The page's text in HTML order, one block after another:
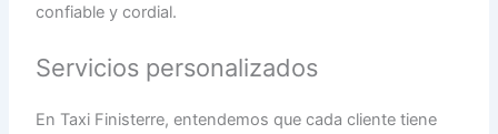
confiable y cordial.
Servicios personalizados
En Taxi Finisterre, entendemos que cada cliente tiene